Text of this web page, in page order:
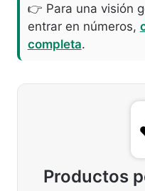
👉 Para una visión
entrar en números,
completa.
Productos